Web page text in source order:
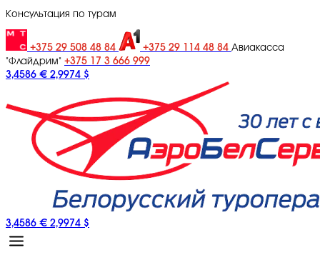
Консультация по турам
+375 29 508 48 84 +375 29 114 48 84 Авиакасса
"Флайдрим" +375 17 3 666 999
3,4586 € 2,9974 $
3,4586 € 2,9974 $